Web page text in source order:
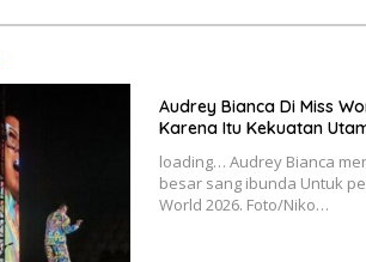
Audrey Bianca Di Miss
Karena Itu Kekuatan
loading… Audrey Bianca
besar sang ibunda Untuk
World 2026. Foto/Niko…